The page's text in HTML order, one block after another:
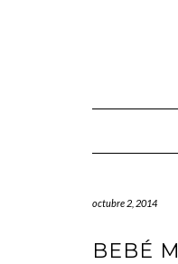
octubre 2, 2014
BEBÉ